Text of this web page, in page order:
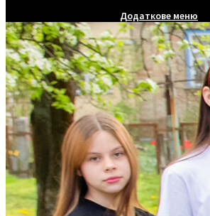
Додаткове меню